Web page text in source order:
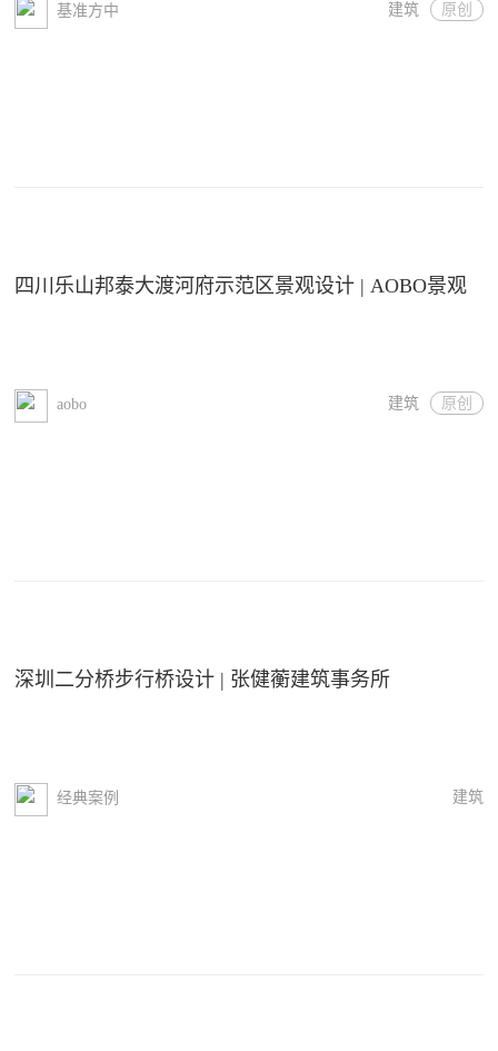
基准方中 建筑 原创
四川乐山邦泰大渡河府示范区景观设计 | AOBO景观
aobo 建筑 原创
深圳二分桥步行桥设计 | 张健蘅建筑事务所
经典案例 建筑